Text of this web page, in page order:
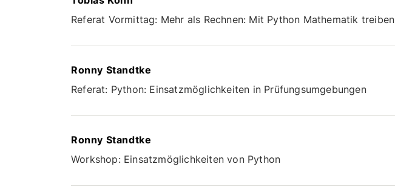
Referat Vormittag: Mehr als Rechnen: Mit Python Mathematik treiben
Ronny Standtke
Referat: Python: Einsatzmöglichkeiten in Prüfungsumgebungen
Ronny Standtke
Workshop: Einsatzmöglichkeiten von Python